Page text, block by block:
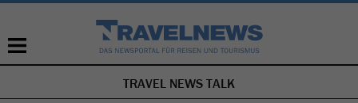
NAVIGATION
ÜBERSPRINGEN
TRAVEL NEWS TALK